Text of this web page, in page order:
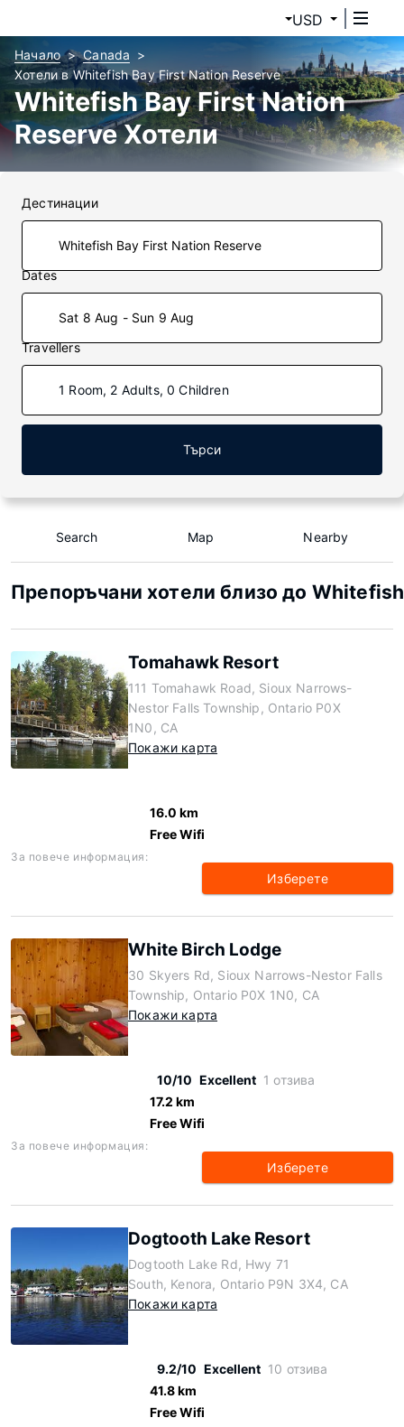
USD
Начало
Canada
Хотели в Whitefish Bay First Nation Reserve
Whitefish Bay First Nation
Reserve Хотели
Дестинации
Dates
Sat 8 Aug - Sun 9 Aug
Travellers
1 Room, 2 Adults, 0 Children
Търси
Search Map Nearby
Препоръчани хотели близо до
Tomahawk Resort
111 Tomahawk Road, Sioux Narrows-
Nestor Falls Township, Ontario P0X
1N0, CA
Покажи карта
16.0 km
Free Wifi
За повече информация:
Изберете
White Birch Lodge
30 Skyers Rd, Sioux Narrows-Nestor Falls
Township, Ontario P0X 1N0, CA
Покажи карта
10/10 Excellent 1 отзива
17.2 km
Free Wifi
За повече информация:
Изберете
Dogtooth Lake Resort
Dogtooth Lake Rd, Hwy 71
South, Kenora, Ontario P9N 3X4, CA
Покажи карта
9.2/10 Excellent 10 отзива
41.8 km
Free Wifi